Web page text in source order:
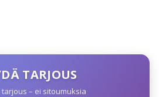
TARJOUS
tarjous – ei sitoumuksia